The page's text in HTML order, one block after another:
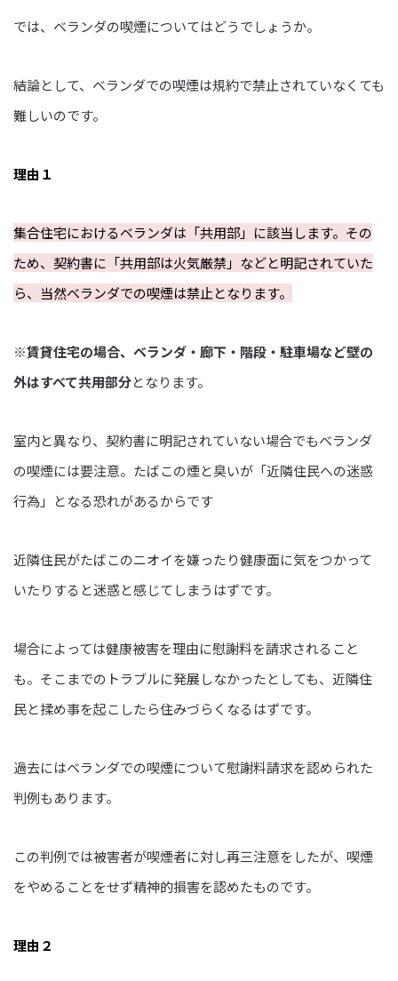
では、ベランダの喫煙についてはどうでしょうか。
結論として、ベランダでの喫煙は規約で禁止されていなくても
難しいのです。
理由１
集合住宅におけるベランダは「共用部」に該当します。その
ため、契約書に「共用部は火気厳禁」などと明記されていた
ら、当然ベランダでの喫煙は禁止となります。
※賃貸住宅の場合、ベランダ・廊下・階段・駐車場など壁の
外はすべて共用部分となります。
室内と異なり、契約書に明記されていない場合でもベランダ
の喫煙には要注意。たばこの煙と臭いが「近隣住民への迷惑
行為」となる恐れがあるからです
近隣住民がたばこのニオイを嫌ったり健康面に気をつかって
いたりすると迷惑と感じてしまうはずです。
場合によっては健康被害を理由に慰謝料を請求されること
も。そこまでのトラブルに発展しなかったとしても、近隣住
民と揉め事を起こしたら住みづらくなるはずです。
過去にはベランダでの喫煙について慰謝料請求を認められた
判例もあります。
この判例では被害者が喫煙者に対し再三注意をしたが、喫煙
をやめることをせず精神的損害を認めたものです。
理由２